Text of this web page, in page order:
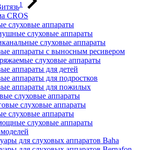
1
CROS
слуховые аппараты
слуховые аппараты
слуховые аппараты
аппараты с выносным ресивером
слуховые аппараты
аппараты для детей
аппараты для подростков
аппараты для пожилых
слуховые аппараты
слуховые аппараты
слуховые аппараты
слуховые аппараты
для слуховых аппаратов Baha